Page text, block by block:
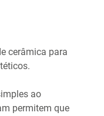
cerâmica para
ao
permitem que